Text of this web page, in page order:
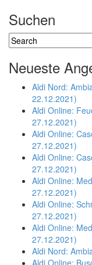
Suchen
Neueste
Aldi Nord:
22.12.2021)
Aldi Online:
27.12.2021)
Aldi Online:
27.12.2021)
Aldi Online:
27.12.2021)
Aldi Online:
27.12.2021)
Aldi Online:
27.12.2021)
Aldi Online:
27.12.2021)
Aldi Nord:
Aldi Online: